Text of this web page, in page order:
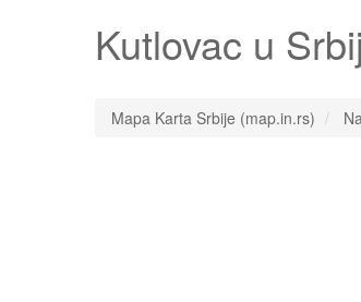
Kutlovac u
Mapa Karta Srbije (map.in.rs)